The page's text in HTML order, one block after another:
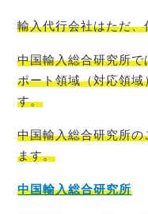
輸入代行会社はただ
中国輸入総合研究所
ポート領域（対応領
す。
中国輸入総合研究所
ます。
中国輸入総合研究所